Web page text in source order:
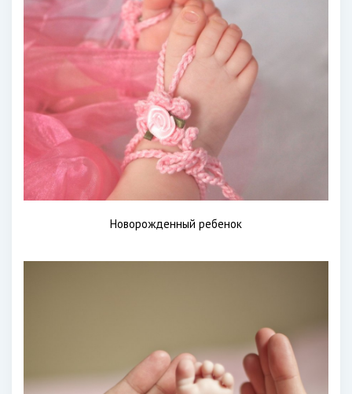
Новорожденный ребенок